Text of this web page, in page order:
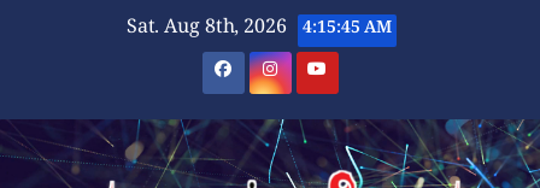
Sat. Aug 8th, 2026 4:15:45 AM